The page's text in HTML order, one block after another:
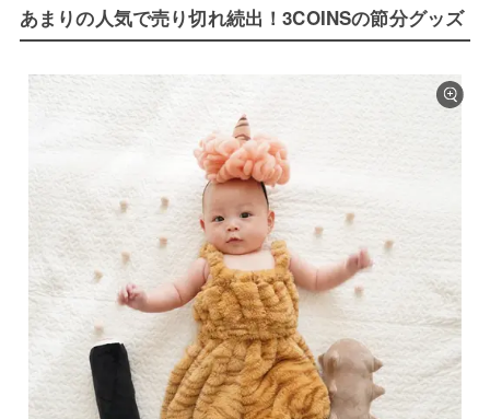
あまりの人気で売り切れ続出！3COINSの節分グッズ